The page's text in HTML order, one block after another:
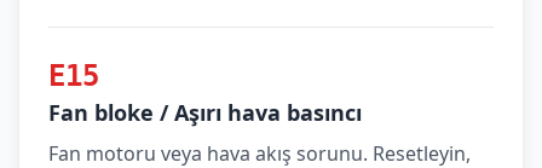
E15
Fan bloke / Aşırı hava basıncı
Fan motoru veya hava akış sorunu. Resetleyin,